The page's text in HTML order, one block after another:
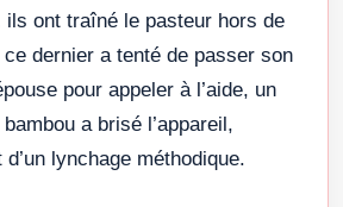
ils ont traîné le pasteur hors de
dernier a tenté de passer son
pour appeler à l’aide, un
a brisé l’appareil,
lynchage méthodique.